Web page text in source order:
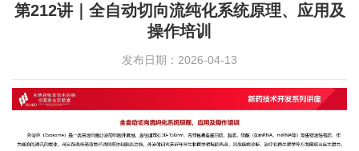
第212讲｜全自动切向流纯化系统原理、应用及
操作培训
发布日期：2026-04-13